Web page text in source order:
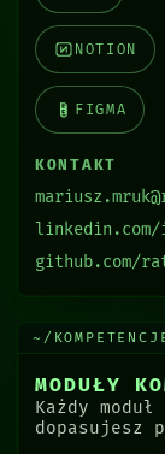
NOTION
FIGMA
KONTAKT
github.com/
~/
MODUŁY
Każdy